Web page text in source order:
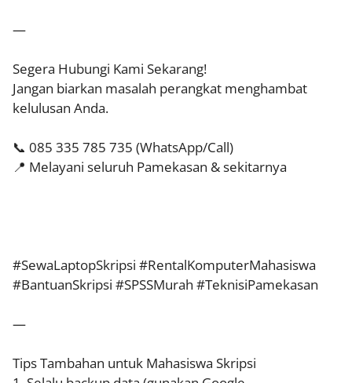
—
Segera Hubungi Kami Sekarang!
Jangan biarkan masalah perangkat menghambat
kelulusan Anda.
📞 085 335 785 735 (WhatsApp/Call)
📍 Melayani seluruh Pamekasan & sekitarnya
#SewaLaptopSkripsi #RentalKomputerMahasiswa
#BantuanSkripsi #SPSSMurah #TeknisiPamekasan
—
Tips Tambahan untuk Mahasiswa Skripsi